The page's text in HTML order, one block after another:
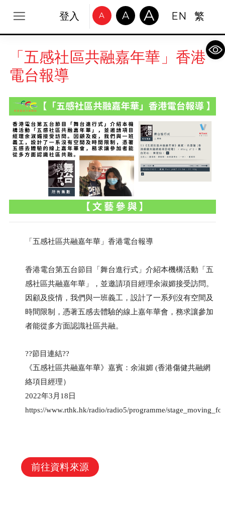
登入 A A A EN 繁
「五感社區共融嘉年華」香港
電台報導
「五感社區共融嘉年華」香港電台報導
香港電台第五台節目「舞台進行式」介紹本機構活動「五
感社區共融嘉年華」，並邀請項目經理余淑媚接受訪問。
因顧及疫情，我們與一班義工，設計了一系列沒有空間及
時間限制，憑著五感去體驗的線上嘉年華會，務求讓參加
者能從多方面認識社區共融。
??節目連結??
《五感社區共融嘉年華》嘉賓：余淑媚 (香港傷健共融網
絡項目經理）
2022年3月18日
https://www.rthk.hk/radio/radio5/programme/
前往資料來源